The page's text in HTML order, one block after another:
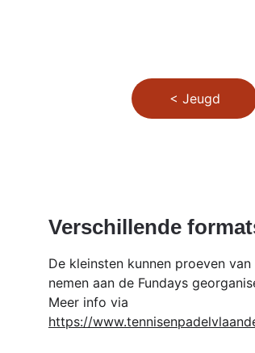
< Jeugd
Verschillende
De kleinsten kunnen proeven
nemen aan de Fundays
Meer info via
https://